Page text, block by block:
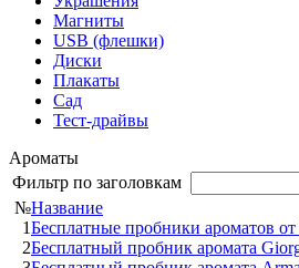
Магниты
USB (флешки)
Диски
Плакаты
Сад
Тест-драйвы
Ароматы
Фильтр по заголовкам
№Название
1Бесплатные пробники ароматов
2Бесплатный пробник аромата